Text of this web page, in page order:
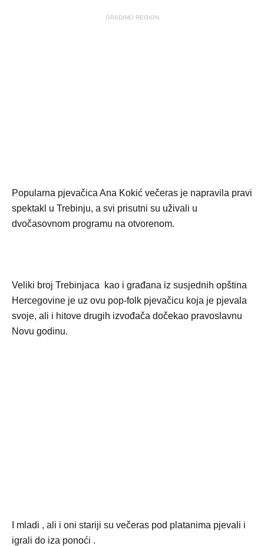
GRADIMO REGION
Popularna pjevačica Ana Kokić večeras je napravila pravi
spektakl u Trebinju, a svi prisutni su uživali u
dvočasovnom programu na otvorenom.
Veliki broj Trebinjaca kao i građana iz susjednih opština
Hercegovine je uz ovu pop-folk pjevačicu koja je pjevala
svoje, ali i hitove drugih izvođača dočekao pravoslavnu
Novu godinu.
I mladi , ali i oni stariji su večeras pod platanima pjevali i
igrali do iza ponoći .